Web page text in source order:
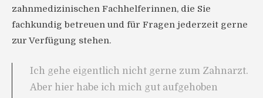
zahnmedizinischen Fachhelferinnen, die Sie
fachkundig betreuen und für Fragen jederzeit gerne
zur Verfügung stehen.
Ich gehe eigentlich nicht gerne zum Zahnarzt.
Aber hier habe ich mich gut aufgehoben